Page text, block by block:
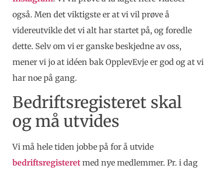
også. Men det viktigste er at vi vil prøve å
videreutvikle det vi alt har startet på, og foredle
dette. Selv om vi er ganske beskjedne av oss,
mener vi jo at idéen bak OpplevEvje er god og at vi
har noe på gang.
Bedriftsregisteret skal
og må utvides
Vi må hele tiden jobbe på for å utvide
bedriftsregisteret med nye medlemmer. Pr. i dag